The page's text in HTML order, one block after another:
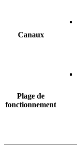
Canaux
Plage de
fonctionnement